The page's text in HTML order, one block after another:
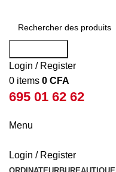
Login / Register
0 items 0 CFA
695 01 62 62
Menu
Login / Register